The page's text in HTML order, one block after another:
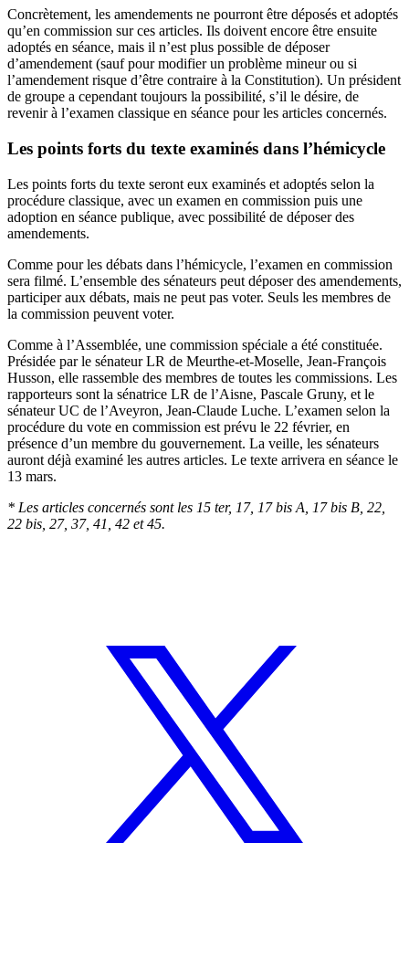
Concrètement, les amendements ne pourront être déposés et adoptés
qu’en commission sur ces articles. Ils doivent encore être ensuite
adoptés en séance, mais il n’est plus possible de déposer
d’amendement (sauf pour modifier un problème mineur ou si
l’amendement risque d’être contraire à la Constitution). Un président
de groupe a cependant toujours la possibilité, s’il le désire, de
revenir à l’examen classique en séance pour les articles concernés.
Les points forts du texte examinés dans l’hémicycle
Les points forts du texte seront eux examinés et adoptés selon la
procédure classique, avec un examen en commission puis une
adoption en séance publique, avec possibilité de déposer des
amendements.
Comme pour les débats dans l’hémicycle, l’examen en commission
sera filmé. L’ensemble des sénateurs peut déposer des amendements,
participer aux débats, mais ne peut pas voter. Seuls les membres de
la commission peuvent voter.
Comme à l’Assemblée, une commission spéciale a été constituée.
Présidée par le sénateur LR de Meurthe-et-Moselle, Jean-François
Husson, elle rassemble des membres de toutes les commissions. Les
rapporteurs sont la sénatrice LR de l’Aisne, Pascale Gruny, et le
sénateur UC de l’Aveyron, Jean-Claude Luche. L’examen selon la
procédure du vote en commission est prévu le 22 février, en
présence d’un membre du gouvernement. La veille, les sénateurs
auront déjà examiné les autres articles. Le texte arrivera en séance le
13 mars.
* Les articles concernés sont les 15 ter, 17, 17 bis A, 17 bis B, 22,
22 bis, 27, 37, 41, 42 et 45.